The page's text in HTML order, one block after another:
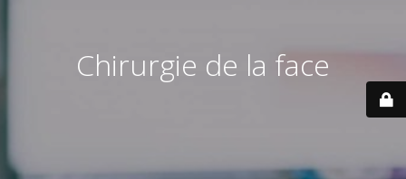
Chirurgie de la face